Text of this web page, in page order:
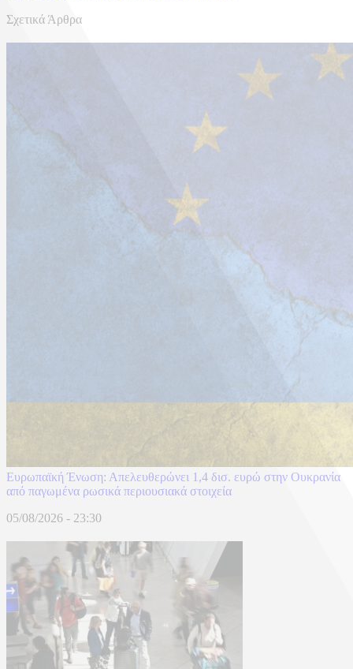
Σχετικά Άρθρα
Ευρωπαϊκή Ένωση: Απελευθερώνει 1,4 δισ. ευρώ στην Ουκρανία
από παγωμένα ρωσικά περιουσιακά στοιχεία
05/08/2026 - 23:30